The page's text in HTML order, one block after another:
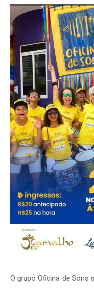
O grupo Oficina de Sons